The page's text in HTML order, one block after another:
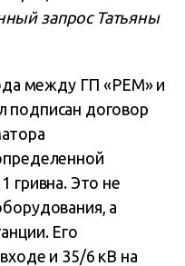
запрос Татьяны
между ГП «РЕМ» и
подписан договор
гривна. Это не
а
Его
и 35/6 кВ на